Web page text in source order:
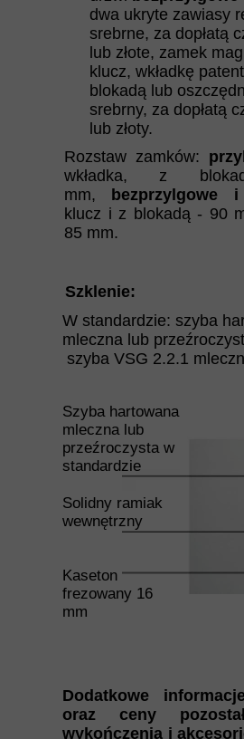
Kaseton
frezowany 16
mm
Solidny ramiak
wewnętrzny
Szyba hartowana
mleczna lub
przeźroczysta w
standardzie
Szklenie:
W standardzie: szyba
mleczna lub
szyba VSG 2.2.1
Rozstaw zamków:
wkładka, z
mm,
bezprzylgowe
klucz i z blokadą - 90
85 mm.
dwa ukryte zawiasy
srebrne, za dopłatą
lub złote, zamek
klucz, wkładkę
blokadą lub
srebrny, za dopłatą
lub złoty.
Dodatkowe
oraz ceny
wykończenia i